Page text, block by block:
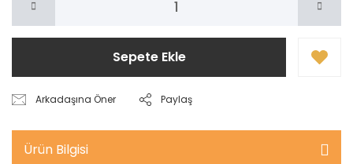
Sepete Ekle
Arkadaşına Öner Paylaş
Ürün Bilgisi